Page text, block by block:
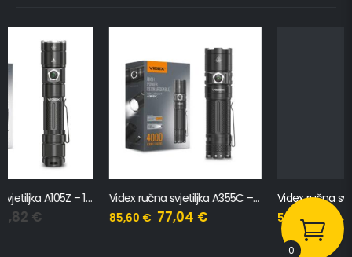
Videx ručna svjetiljka A355C – 4000Lm
85,60 €
Videx ručna svjetiljka A232R – 1000Lm
52,20 €
0